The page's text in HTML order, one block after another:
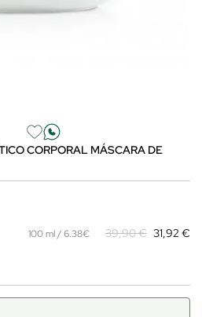
CORPORAL MÁSCARA DE
100 ml / 6.38€ 39,90 € 31,92 €